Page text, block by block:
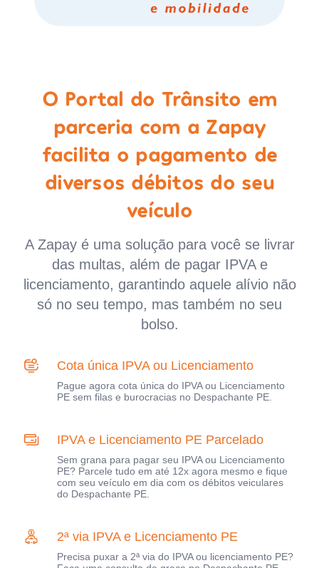
O Portal do Trânsito em
parceria com a Zapay
facilita o pagamento de
diversos débitos do seu
veículo
A Zapay é uma solução para você se livrar
das multas, além de pagar IPVA e
licenciamento, garantindo aquele alívio não
só no seu tempo, mas também no seu
bolso.
Cota única IPVA ou Licenciamento
Pague agora cota única do IPVA ou Licenciamento
PE sem filas e burocracias no Despachante PE.
IPVA e Licenciamento PE Parcelado
Sem grana para pagar seu IPVA ou Licenciamento
PE? Parcele tudo em até 12x agora mesmo e fique
com seu veículo em dia com os débitos veiculares
do Despachante PE.
2ª via IPVA e Licenciamento PE
Precisa puxar a 2ª via do IPVA ou licenciamento PE?